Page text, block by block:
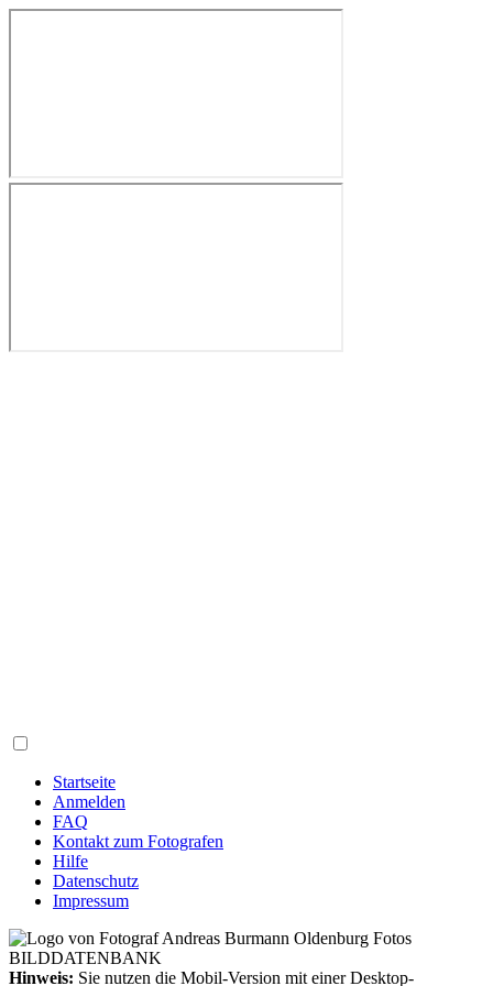
Startseite
Anmelden
FAQ
Kontakt zum Fotografen
Hilfe
Datenschutz
Impressum
Hinweis: Sie nutzen die Mobil-Version mit einer Desktop-